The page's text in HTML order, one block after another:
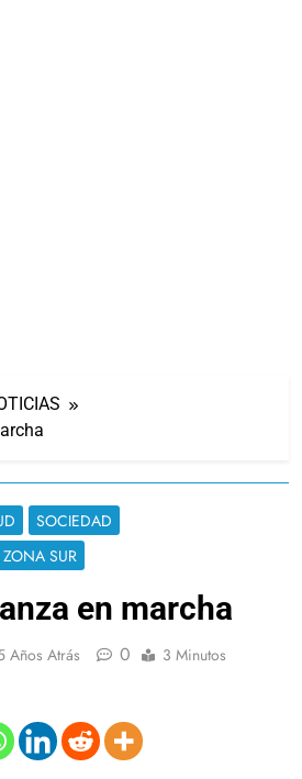
SOCIEDAD
ZONA SUR
en marcha
Años Atrás 0 3 Minutos